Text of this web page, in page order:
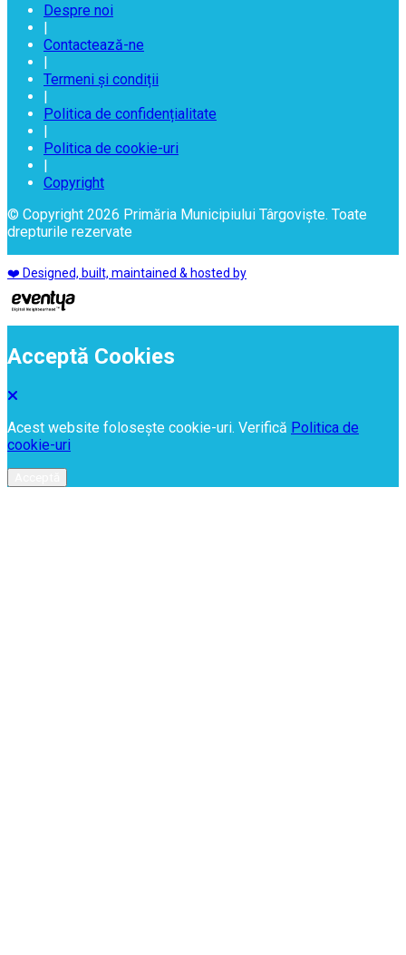
Despre noi
|
Contactează-ne
|
Termeni și condiții
|
Politica de confidențialitate
|
Politica de cookie-uri
|
Copyright
© Copyright 2026 Primăria Municipiului Târgoviște. Toate
drepturile rezervate
❤️ Designed, built, maintained & hosted by
Acceptă Cookies
Acest website folosește cookie-uri. Verifică Politica de
cookie-uri